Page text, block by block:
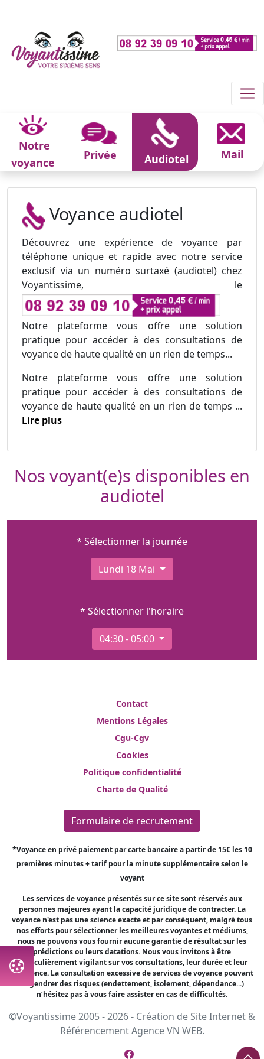
Notre
voyance
Privée Audiotel Mail
Voyance audiotel
Découvrez une expérience de voyance par
téléphone unique et rapide avec notre service
exclusif via un numéro surtaxé (audiotel) chez
Voyantissime, le
Notre plateforme vous offre une solution
pratique pour accéder à des consultations de
voyance de haute qualité en un rien de temps...
Notre plateforme vous offre une solution
pratique pour accéder à des consultations de
voyance de haute qualité en un rien de temps ...
Lire plus
Nos voyant(e)s disponibles en
audiotel
* Sélectionner la journée
Lundi 18 Mai
* Sélectionner l'horaire
04:30 - 05:00
Contact
Mentions Légales
Cgu-Cgv
Cookies
Politique confidentialité
Charte de Qualité
Formulaire de recrutement
*Voyance en privé paiement par carte bancaire a partir de 15€ les 10
premières minutes + tarif pour la minute supplémentaire selon le
voyant
Les services de voyance présentés sur ce site sont réservés aux
personnes majeures ayant la capacité juridique de contracter. La
voyance n'est pas une science exacte et par conséquent, malgré tous
nos efforts pour sélectionner les meilleures voyantes et médiums,
nous ne pouvons vous fournir aucune garantie de résultat sur les
prédictions ou leurs datations. Nous vous invitons à être
particulièrement vigilant sur vos consultations, leur durée et leur
fréquence. La consultation excessive de services de voyance pouvant
engendrer des risques (endettement, isolement, dépendance...)
n’hésitez pas à vous faire assister en cas de difficultés.
©Voyantissime 2005 - 2026 - Création de Site Internet &
RéférencementAgence VN WEB.